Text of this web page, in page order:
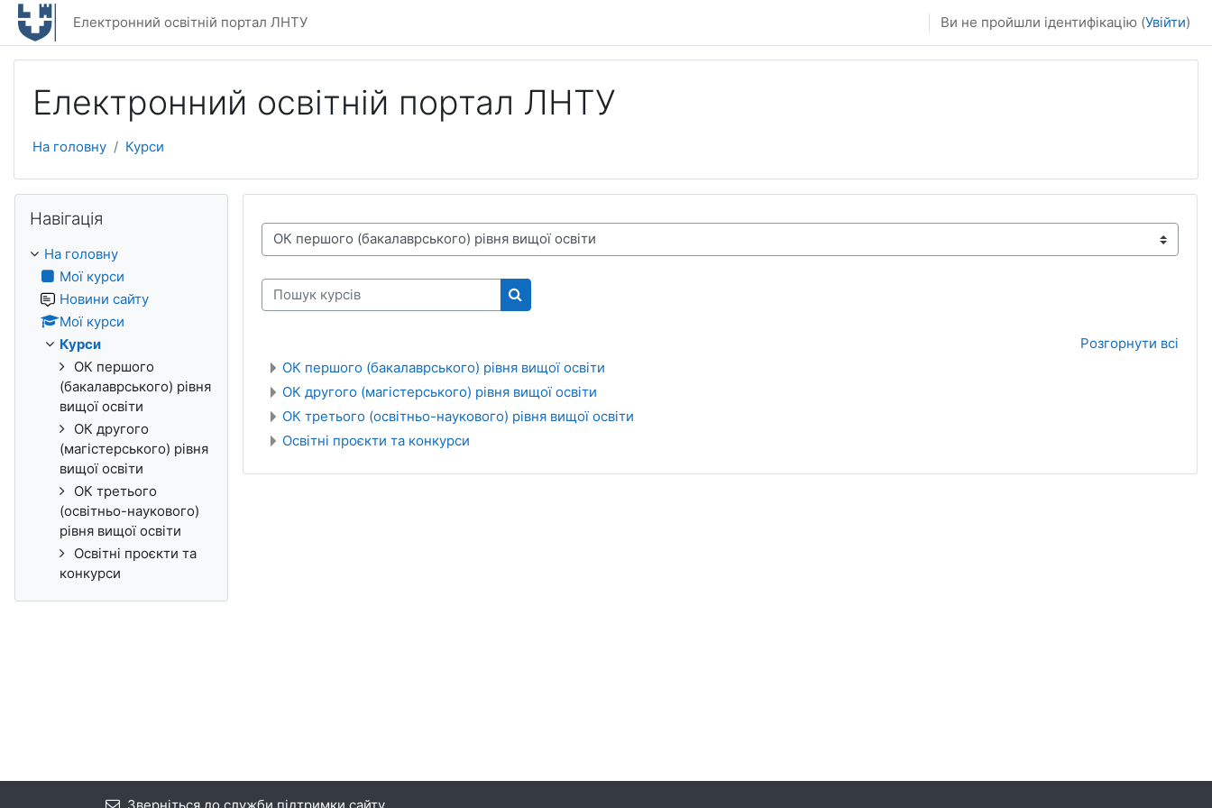
Перейти до головного вмісту
Електронний освітній портал ЛНТУ Ви не пройшли ідентифікацію (Увійти)
Електронний освітній портал ЛНТУ
На головну Курси
Категорії курсів
Пошук курсів
Пошук курсів
Розгорнути всі
ОК першого (бакалаврського) рівня вищої освіти
ОК другого (магістерського) рівня вищої освіти
ОК третього (освітньо-наукового) рівня вищої освіти
Освітні проєкти та конкурси
Навігація
На головну
Мої курси
Новини сайту
Мої курси
Курси
ОК першого
(бакалаврського) рівня
вищої освіти
ОК другого
(магістерського) рівня
вищої освіти
ОК третього
(освітньо-наукового)
рівня вищої освіти
Освітні проєкти та
конкурси